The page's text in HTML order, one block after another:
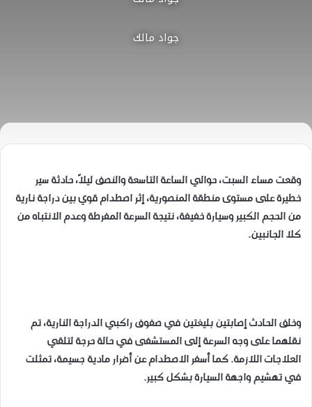
جواد مالك
وقعت مساء السبت، حوالي الساعة التاسعة والنصف ليلاً، حادثة سير
خطيرة على مستوى منطقة المنصورية، إثر اصطدام قوي بين دراجة نارية
من الحجم الكبير وسيارة خفيفة، نتيجة السرعة المفرطة وعدم الانتباه من
كلا الجانبين.
وخلف الحادث إصابتين بليغتين في صفوف راكبي الدراجة النارية، تم
نقلهما على وجه السرعة إلى المستشفى في حالة حرجة لتلقي
العلاجات اللازمة. كما أسفر الاصطدام عن أضرار مادية جسيمة، تمثلت
في تهشيم واجهة السيارة بشكل كبير.